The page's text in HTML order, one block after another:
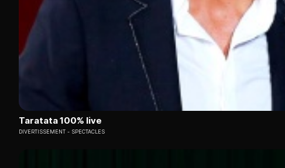
Taratata 100% live
DIVERTISSEMENT SPECTACLES